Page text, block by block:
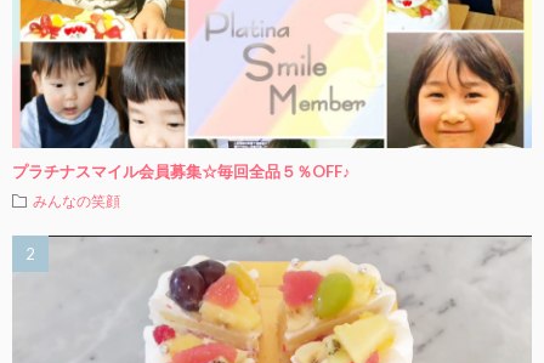
プラチナスマイル会員募集☆毎回全品５％OFF♪
みんなの笑顔